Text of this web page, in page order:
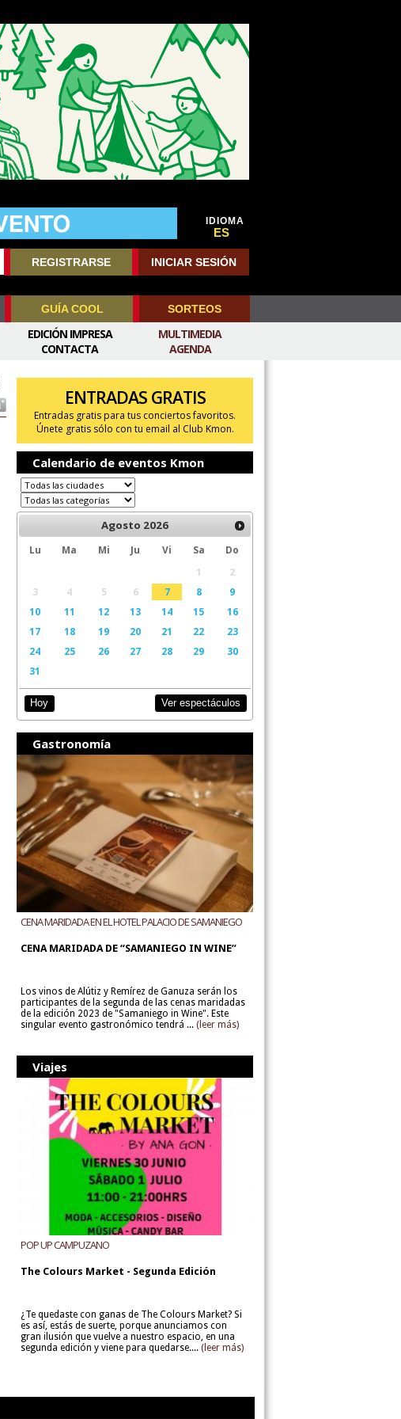
IDIOMA
ES
REGISTRARSE INICIAR SESIÓN
GUÍA COOL SORTEOS
MULTIMEDIA
AGENDA
EDICIÓN IMPRESA
CONTACTA
ENTRADAS GRATIS
Entradas gratis para tus conciertos favoritos.
Únete gratis sólo con tu email al Club Kmon.
Calendario de eventos Kmon
Agosto 2026
Lu Ma Mi Ju Vi Sa
Do
1
2
3
4 5 6 7 8
9
10
11 12 13 14 15
16
17
18 19 20 21 22
23
24
25 26 27 28 29
30
31
Hoy Ver espectáculos
Gastronomía
CENA MARIDADA EN EL HOTEL PALACIO DE SAMANIEGO
CENA MARIDADA DE “SAMANIEGO IN WINE”
Los vinos de Alútiz y Remírez de Ganuza serán los
participantes de la segunda de las cenas maridadas
de la edición 2023 de "Samaniego in Wine". Este
singular evento gastronómico tendrá ... (leer más)
Viajes
POP UP CAMPUZANO
The Colours Market - Segunda Edición
¿Te quedaste con ganas de The Colours Market? Si
es así, estás de suerte, porque anunciamos con
gran ilusión que vuelve a nuestro espacio, en una
segunda edición y viene para quedarse.... (leer más)